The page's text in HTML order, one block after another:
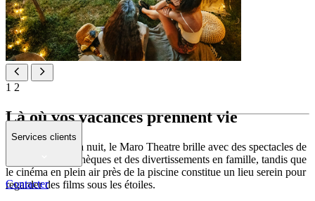
1 2
Là où vos vacances prennent vie
À la tombée de la nuit, le Maro Theatre brille avec des spectacles de
danse, des discothèques et des divertissements en famille, tandis que
le cinéma en plein air près de la piscine constitue un lieu serein pour
regarder des films sous les étoiles.
Services clients
Contacter